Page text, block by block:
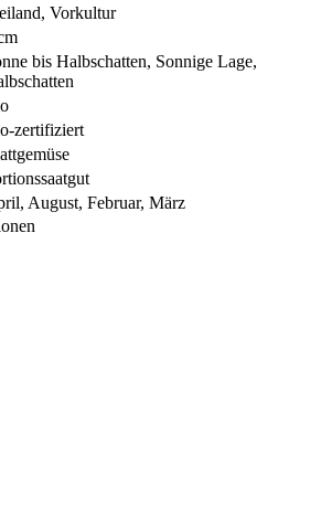
Vorkultur
bis Halbschatten, Sonnige Lage,
zertifiziert
August, Februar, März